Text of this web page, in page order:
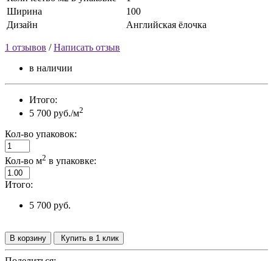
Ширина
100
Дизайн
Английская ёлочка
1 отзывов /Написать отзыв
в наличии
Итого:
5 700 руб./м2
Кол-во упаковок:
Кол-во м2 в упаковке:
Итого:
5 700 руб.
В корзину Купить в 1 клик